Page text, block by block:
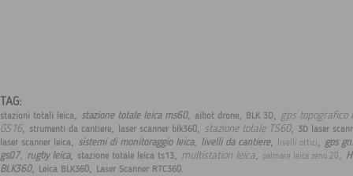
TAG:
stazioni totali leica, stazione totale leica ms60, aibot drone, BLK 3D, gps topografico
GS16, strumenti da cantiere, laser scanner blk360, stazione totale TS60, 3D laser
laser scanner leica, sistemi di monitoraggio leica, livelli da cantiere, livelli ottici, gps
gs07, rugby leica, stazione totale leica ts13, multistation leica, palmare leica zeno 20,
BLK360, Leica BLK360, Laser Scanner RTC360.